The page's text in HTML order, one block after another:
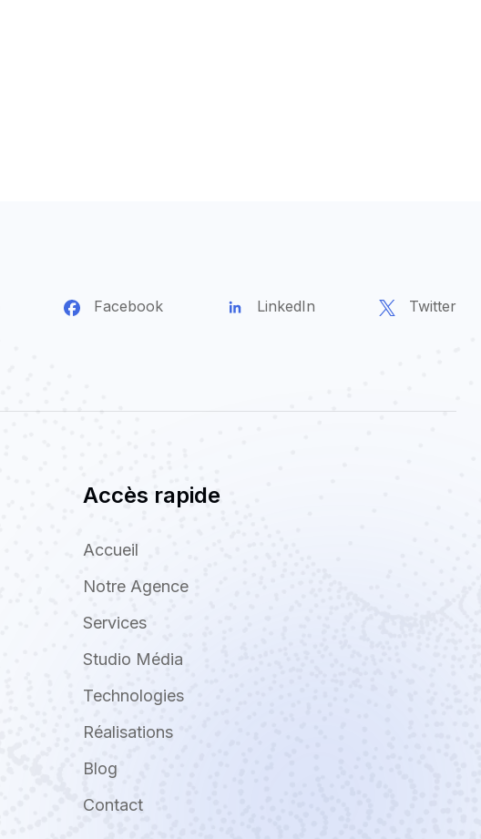
Facebook LinkedIn Twitter
Accès rapide
Accueil
Notre Agence
Services
Studio Média
Technologies
Réalisations
Blog
Contact